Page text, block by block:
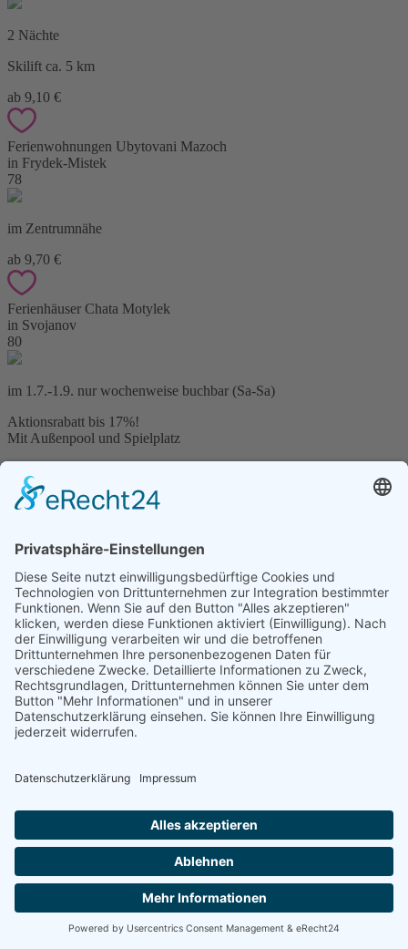
2 Nächte
Skilift ca. 5 km
ab 9,10 €
Ferienwohnungen Ubytovani Mazoch
in Frydek-Mistek
78
im Zentrumnähe
ab 9,70 €
Ferienhäuser Chata Motylek
in Svojanov
80
im 1.7.-1.9. nur wochenweise buchbar (Sa-Sa)
Aktionsrabatt bis 17%!
Mit Außenpool und Spielplatz
64
Skiareal ca. 7,5 km, Whirlpool, Sauna und Aussenpool kostenlos
ab 14,00 €
Pension Ubytovani Svaty Kopecek
in Olomouc
10
Ferienwohnungen buchbar
ab 16,00 €
in Trinec